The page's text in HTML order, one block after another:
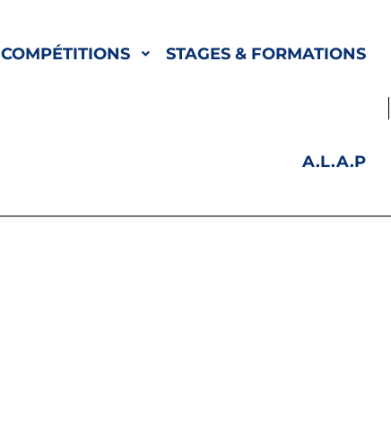
COMPÉTITIONS STAGES & FORMATIONS
A.L.A.P